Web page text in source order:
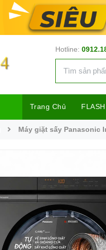
Hotline:
Trang Chủ
Máy giặt sấy Panasonic